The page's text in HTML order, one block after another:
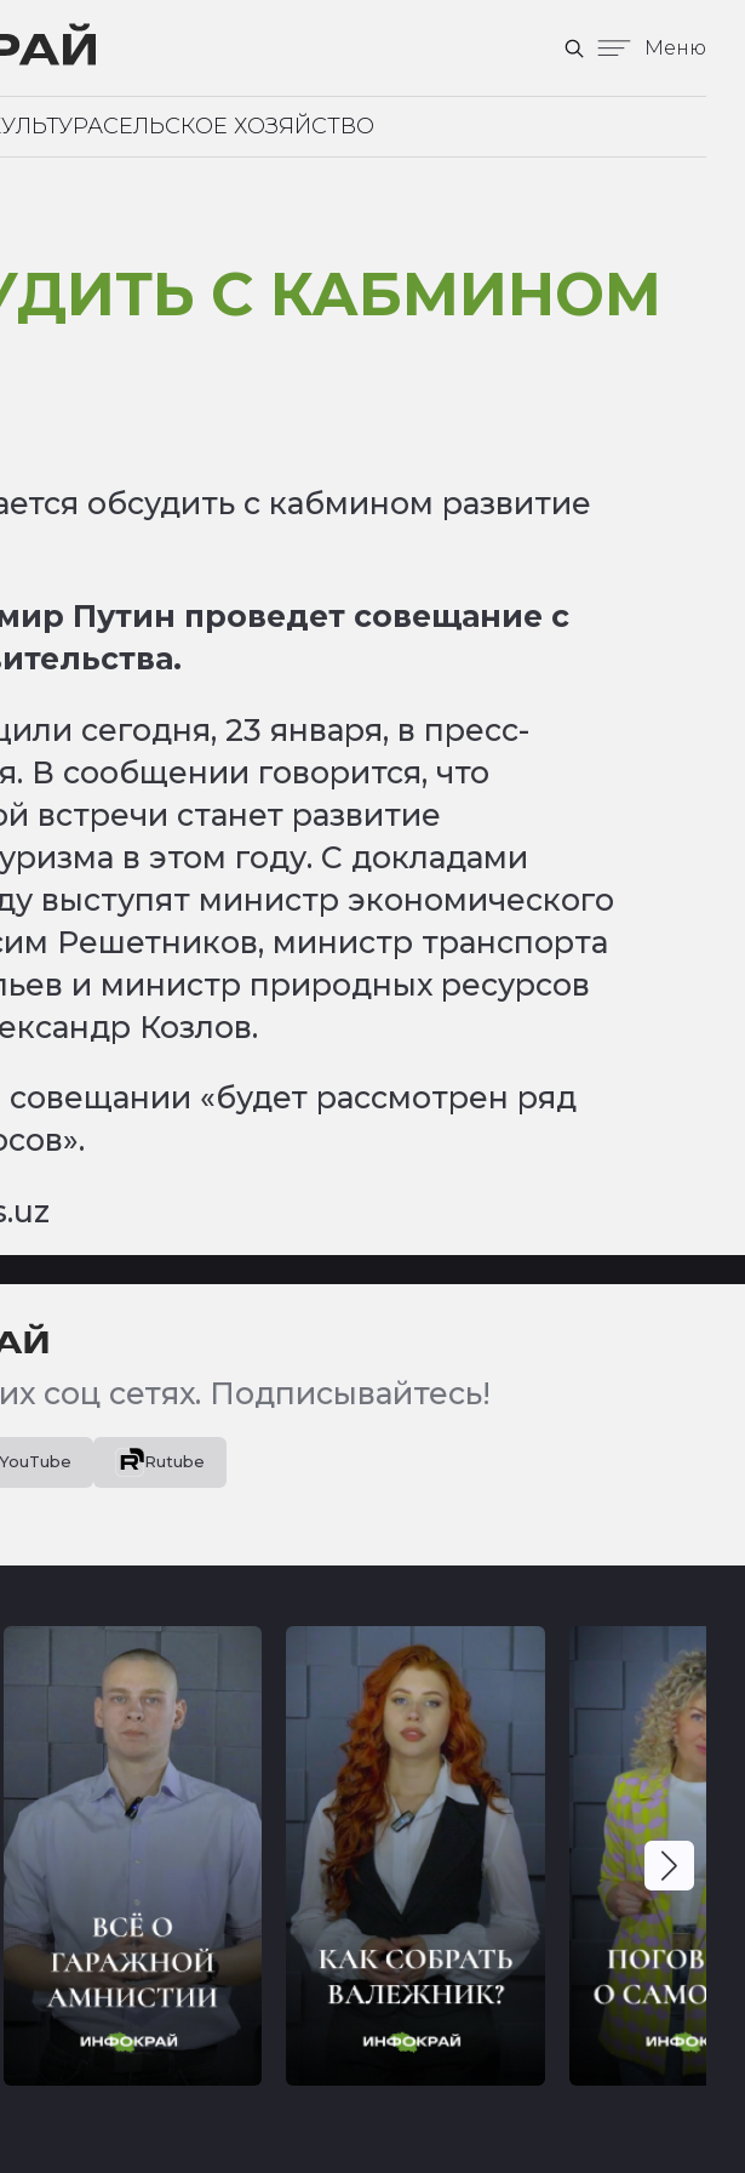
Меню
СЕЛЬСКОЕ ХОЗЯЙСТВО
С КАБМИНОМ
Путин проведет совещание с
сегодня, 23 января, в пресс-
В сообщении говорится, что
встречи станет развитие
в этом году. С докладами
выступят министр экономического
Решетников, министр транспорта
и министр природных ресурсов
Козлов.
совещании «будет рассмотрен ряд
соц сетях. Подписывайтесь!
YouTube Rutube